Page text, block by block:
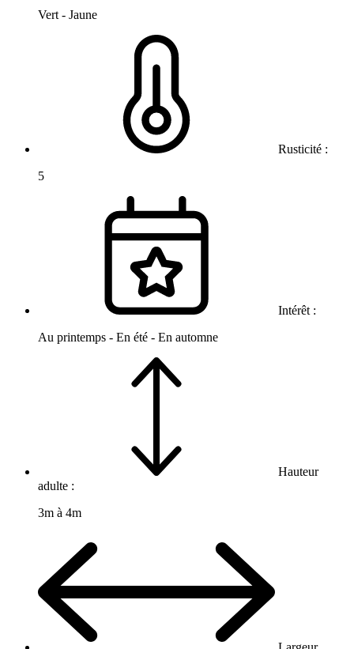
Vert - Jaune
Rusticité :
5
Intérêt :
Au printemps - En été - En automne
Hauteur
adulte :
3m à 4m